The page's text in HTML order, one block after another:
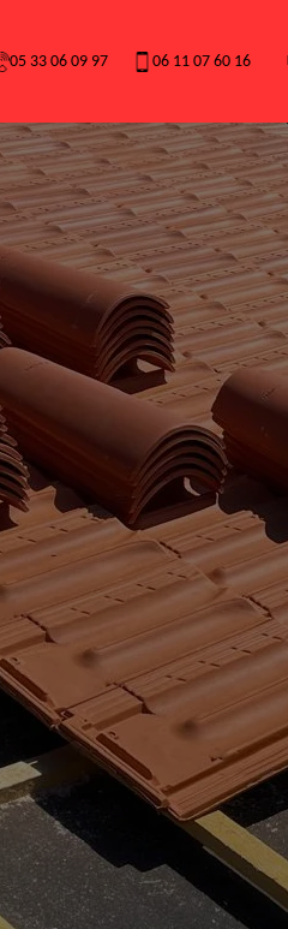
05 33 06 09 97 06 11 07 60 16